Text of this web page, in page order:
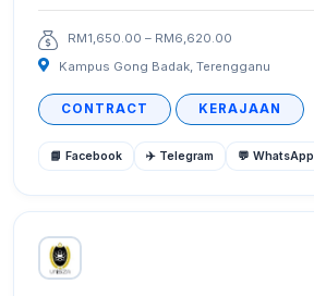
RM1,650.00 – RM6,620.00
Kampus Gong Badak, Terengganu
CONTRACT KERAJAAN
📘 Facebook ✈️ Telegram 💬 WhatsApp